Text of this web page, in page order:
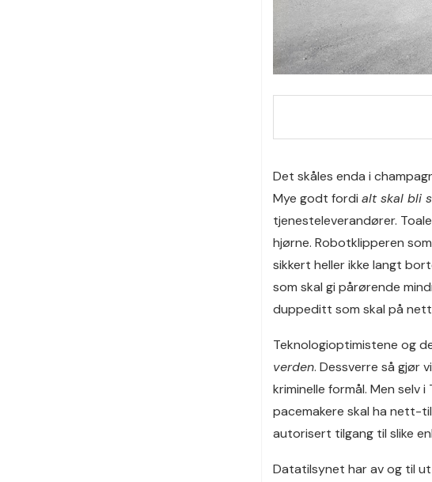
Det skåles enda i
Mye godt fordi alt skal bli
tjenesteleverandører.
hjørne. Robotklipperen
sikkert heller ikke langt
som skal gi pårørende
duppeditt som skal på
Teknologioptimistene og
verden. Dessverre så gjør
kriminelle formål. Men selv
pacemakere skal ha nett-
autorisert tilgang til slike
Datatilsynet har av og til